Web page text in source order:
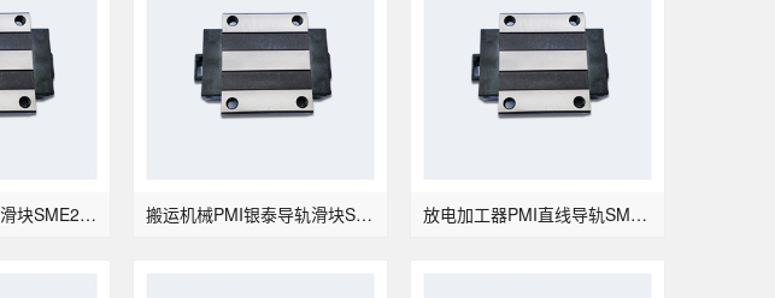
台湾PMI银泰滑轨滑块SME20LSB 搬运机械PMI银泰导轨滑块SME25SB 放电加工器PMI直线导轨SME25LSB